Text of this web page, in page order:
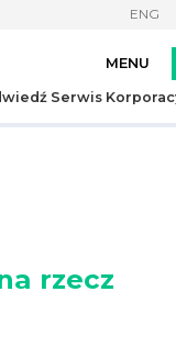
ENG
Serwis
rzecz